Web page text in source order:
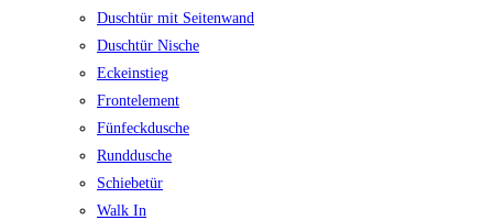
Duschtür mit Seitenwand
Duschtür Nische
Eckeinstieg
Frontelement
Fünfeckdusche
Runddusche
Schiebetür
Walk In